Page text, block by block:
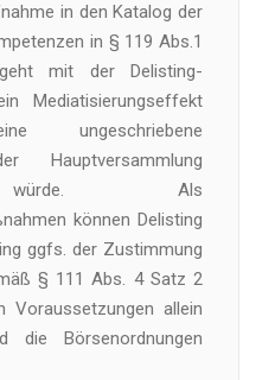
in den Katalog der
in § 119 Abs.1
mit der Delisting-
Mediatisierungseffekt
ungeschriebene
Hauptversammlung
würde. Als
können Delisting
ggfs. der Zustimmung
§ 111 Abs. 4 Satz 2
Voraussetzungen allein
Börsenordnungen